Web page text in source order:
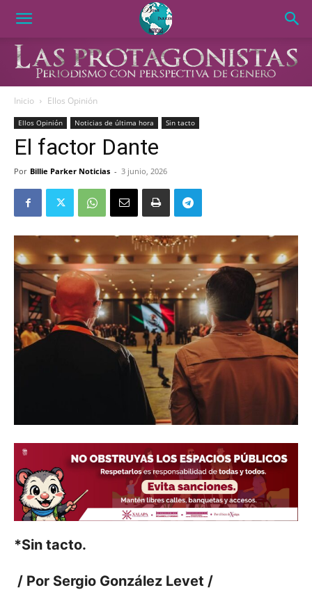
Inicio Ellos Opinión
Ellos Opinión Noticias de última hora Sin tacto
El factor Dante
Por Billie Parker Noticias - 3 junio, 2026
*Sin tacto.
/ Por Sergio González Levet /